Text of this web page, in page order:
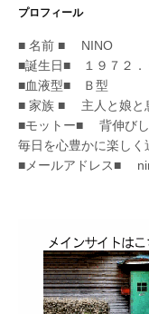
プロフィール
■ 名前 ■ NINO
■誕生日■ １９７２．
■血液型■ Ｂ型
■ 家族 ■ 主人と娘と
■モットー■ 背伸びし
毎日を心豊かに楽しく
■メールアドレス■